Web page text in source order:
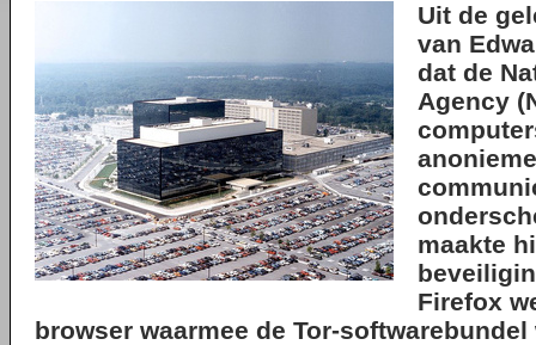
Uit de
van
dat de
Agency
maakte
Firefox
browser waarmee de Tor-